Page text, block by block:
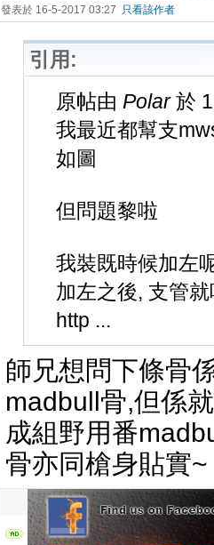
發表於 16-5-2017 03:27 只看該作者
引用:
原帖由 Polar於
我最近都幫支
如圖
但問題黎啦
我裝既時候加左
加左之後, 支管
http ...
師兄想問下條骨
madbull骨,但係
成組野用番
骨亦同槍身貼實~